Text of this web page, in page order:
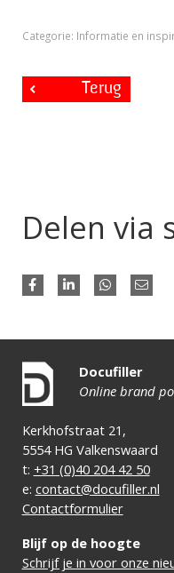
Categorie: Informatie en
Terug
Delen via
Docufiller
Online brand
Kerkhofstraat 21,
5554 HG Valkenswaard
t: +31 (0)40 204 42 50
e: contact@docufiller.nl
Contactformulier
Blijf op de hoogte
Schrijf je in voor onze